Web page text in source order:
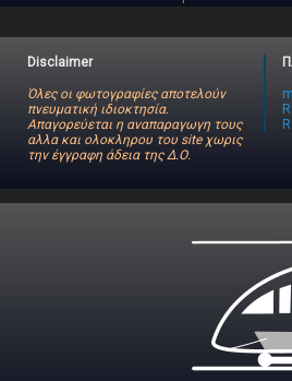
Disclaimer
Όλες οι φωτογραφίες αποτελούν
πνευματική ιδιοκτησία.
Απαγορεύεται η αναπαραγωγη τους
αλλα και ολοκληρου του site χωρις
την έγγραφη άδεια της Δ.Ο.